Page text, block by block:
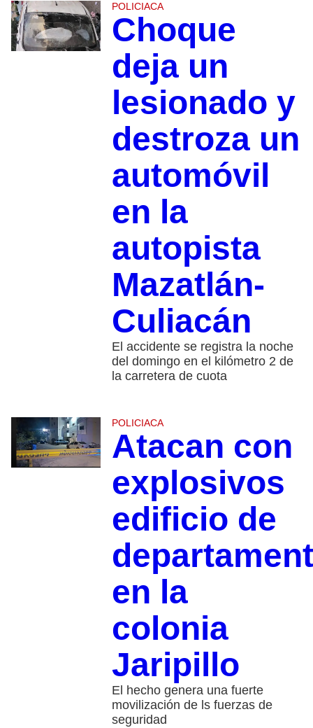
POLICIACA
Choque
deja un
lesionado y
destroza un
automóvil
en la
autopista
Mazatlán-
Culiacán
El accidente se registra la noche
del domingo en el kilómetro 2 de
la carretera de cuota
POLICIACA
Atacan con
explosivos
edificio de
en la
colonia
Jaripillo
El hecho genera una fuerte
movilización de ls fuerzas de
seguridad